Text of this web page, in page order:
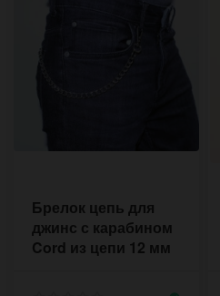
Брелок цепь для
джинс с карабином
Cord из цепи 12 мм